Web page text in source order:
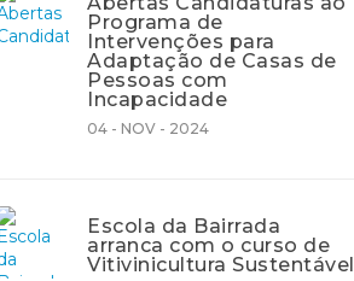
Programa de
Intervenções para
Adaptação de Casas de
Pessoas com
Incapacidade
04 - NOV - 2024
Escola da Bairrada
arranca com o curso de
Vitivinicultura Sustentável